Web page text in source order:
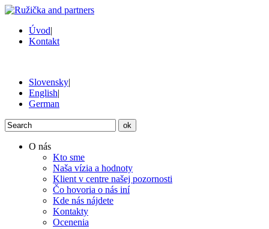
Úvod|
Kontakt
Slovensky|
English|
German
ok
O nás
Kto sme
Naša vízia a hodnoty
Klient v centre našej pozornosti
Čo hovoria o nás iní
Kde nás nájdete
Kontakty
Ocenenia